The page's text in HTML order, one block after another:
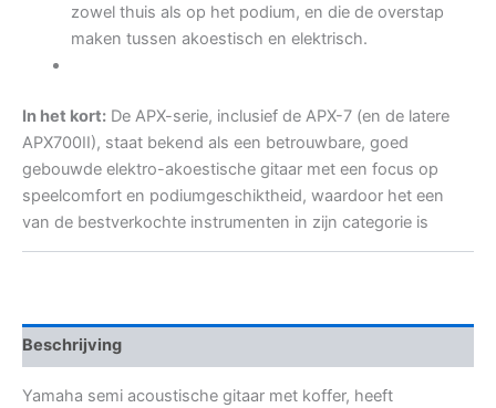
zowel thuis als op het podium, en die de overstap
maken tussen akoestisch en elektrisch.
In het kort: De APX-serie, inclusief de APX-7 (en de latere
APX700II), staat bekend als een betrouwbare, goed
gebouwde elektro-akoestische gitaar met een focus op
speelcomfort en podiumgeschiktheid, waardoor het een
van de bestverkochte instrumenten in zijn categorie is
Beschrijving
Yamaha semi acoustische gitaar met koffer, heeft